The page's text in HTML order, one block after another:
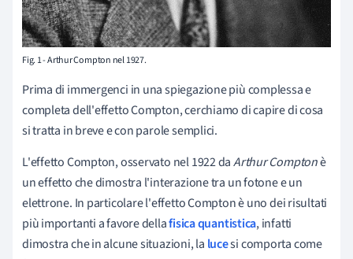
Fig. 1 - Arthur Compton nel 1927.
Prima di immergenci in una spiegazione più complessa e
completa dell'effetto Compton, cerchiamo di capire di cosa
si tratta in breve e con parole semplici.
L'effetto Compton, osservato nel 1922 daArthur Comptonè
un effetto che dimostra l'interazione tra un fotone e un
elettrone. In particolare l'effetto Compton è uno dei risultati
più importanti a favore dellafisica quantistica, infatti
dimostra che in alcune situazioni, la lucesi comporta come